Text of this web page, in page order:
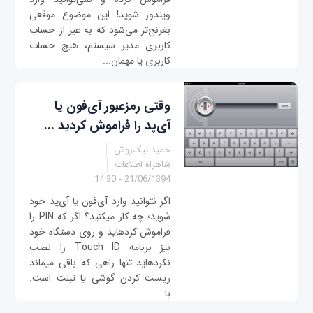
ویندوز شوید! این موضوع موقعی
بغرنج‌تر می‌شود که به غیر از حساب
کاربری مدیر سیستم، هیچ حساب
کاربری یا مهمان...
وقتی رمزعبور آی‌فون یا
آی‌پد را فراموش کردید ...
حمید نیک‌روش
شاهراه اطلاعات
21/06/1394 - 14:30
اگر نتوانید وارد آی‌فون یا آی‌پد خود
شوید؛ چه کار می‫کنید؟ اگر که PIN را
فراموش کرده‫اید و روی دستگاه خود
نیز برنامه Touch ID را نصب
نکرده‫اید تنها راهی که باقی می‫ماند
ریست کردن گوشی یا تبلت است.
با...